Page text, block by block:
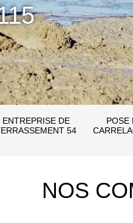
ENTREPRISE DE
54
POSE
NOS